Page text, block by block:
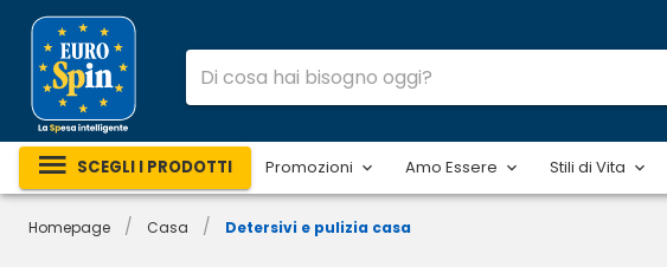
SCEGLI I PRODOTTI Promozioni Amo Essere Stili di Vita
Homepage / Casa / Detersivi e pulizia casa